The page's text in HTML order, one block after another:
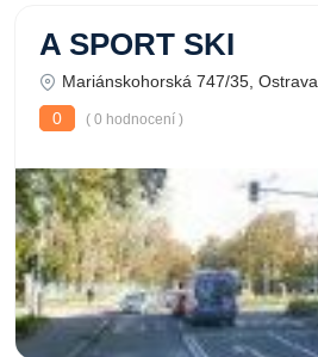
A SPORT SKI
Mariánskohorská 747/35, Ostrava
0
( 0 hodnocení )